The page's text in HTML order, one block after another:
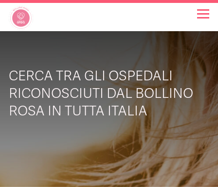
INIZIATIVE
NOTIZIE
CHI SIAMO
CERCA TRA GLI OSPEDALI
RICONOSCIUTI DAL BOLLINO
ROSA IN TUTTA ITALIA